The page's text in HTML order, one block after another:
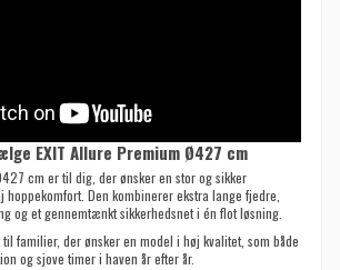
EXIT Allure Premium Ø427 cm
cm er til dig, der ønsker en stor og sikker
Den kombinerer ekstra lange fjedre,
og et gennemtænkt sikkerhedsnet i én flot løsning.
familier, der ønsker en model i høj kvalitet, som både
og sjove timer i haven år efter år.